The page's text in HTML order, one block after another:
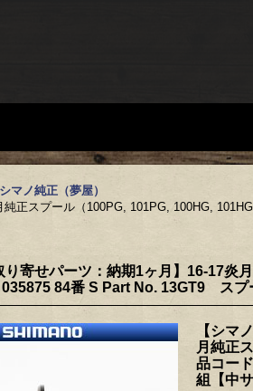
シマノ純正（夢屋）
純正スプール（100PG, 101PG, 100HG,
り寄せパーツ：納期1ヶ月】16-17炎
84番 S Part No. 13GT9 スプ
【シマ
月純正
品コー
組【中